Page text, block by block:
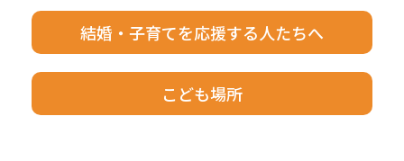
結婚・子育てを応援する人たちへ
こども場所